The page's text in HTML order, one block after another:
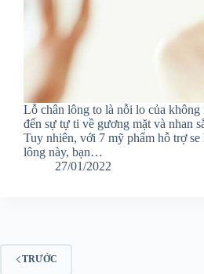
Lỗ chân lông to là nỗi lo của không
đến sự tự ti về gương mặt và nhan
Tuy nhiên, với 7 mỹ phẩm hỗ trợ se
lông này, bạn…
27/01/2022
TRƯỚC